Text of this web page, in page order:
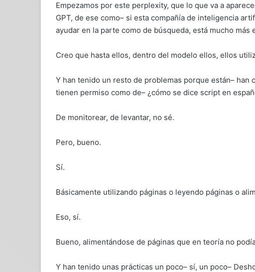
Empezamos por este perplexity, que lo que va a
GPT, de ese como– si esta compañía de inteligencia
ayudar en la parte como de búsqueda, está mucho
Creo que hasta ellos, dentro del modelo ellos, ellos
Y han tenido un resto de problemas porque están– han
tienen permiso como de– ¿cómo se dice script en
De monitorear, de levantar, no sé.
Pero, bueno.
Sí.
Básicamente utilizando páginas o leyendo páginas o
Eso, sí.
Bueno, alimentándose de páginas que en teoría no
Y han tenido unas prácticas un poco– sí, un poco–